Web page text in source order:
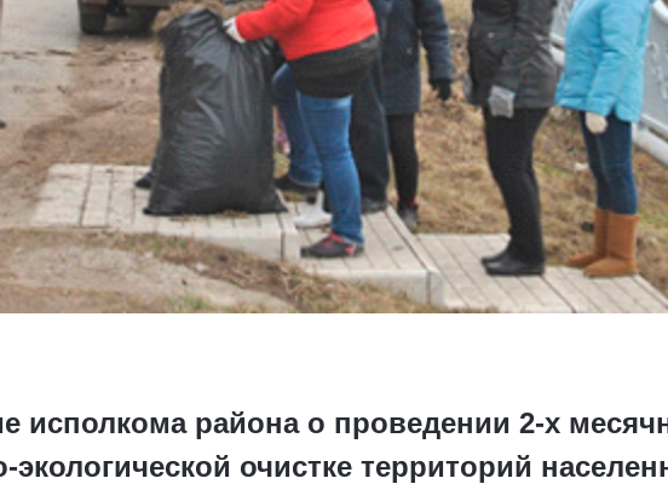
исполкома района о проведении 2-х
экологической очистке территорий